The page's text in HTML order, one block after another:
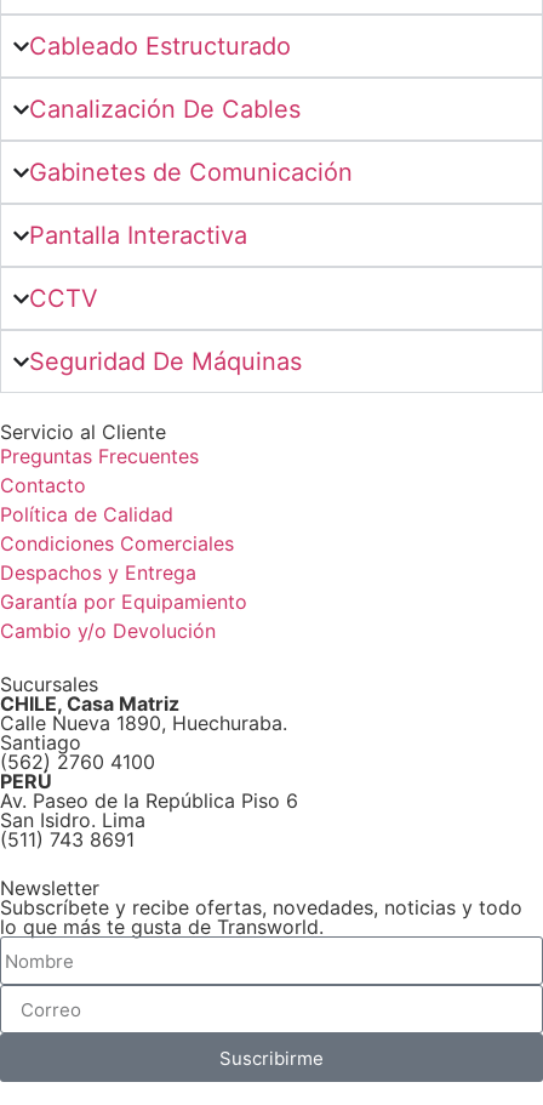
Cableado Estructurado
Canalización De Cables
Gabinetes de Comunicación
Pantalla Interactiva
CCTV
Seguridad De Máquinas
Servicio al Cliente
Preguntas Frecuentes
Contacto
Política de Calidad
Condiciones Comerciales
Despachos y Entrega
Garantía por Equipamiento
Cambio y/o Devolución
Sucursales
CHILE, Casa Matriz
Calle Nueva 1890, Huechuraba.
Santiago
(562) 2760 4100
PERÚ
Av. Paseo de la República Piso 6
San Isidro. Lima
(511) 743 8691
Newsletter
Subscríbete y recibe ofertas, novedades, noticias y todo
lo que más te gusta de Transworld.
Suscribirme